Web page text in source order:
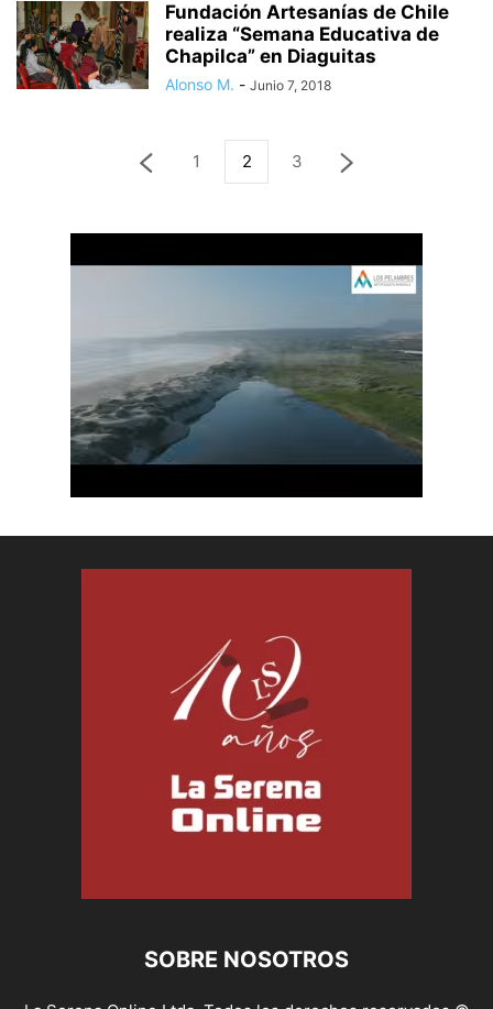
Fundación Artesanías de Chile
realiza “Semana Educativa de
Chapilca” en Diaguitas
Alonso M. - Junio 7, 2018
1 2 3
SOBRE NOSOTROS